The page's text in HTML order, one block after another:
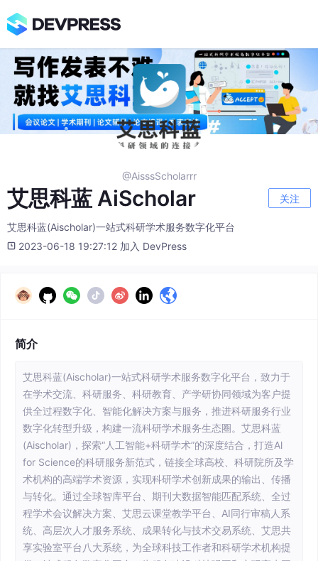
@AisssScholarrr
艾思科蓝 AiScholar 关注
艾思科蓝(Aischolar)一站式科研学术服务数字化平台
2023-06-18 19:27:12 加入 DevPress
简介
艾思科蓝(Aischolar)一站式科研学术服务数字化平台，致力于
在学术交流、科研服务、科研教育、产学研协同领域为客户提
供全过程数字化、智能化解决方案与服务，推进科研服务行业
数字化转型升级，构建一流科研学术服务生态圈。艾思科蓝
(Aischolar)，探索“人工智能+科研学术”的深度结合，打造Al
for Science的科研服务新范式，链接全球高校、科研院所及学
术机构的高端学术资源，实现科研学术创新成果的输出、传播
与转化。通过全球智库平台、期刊大数据智能匹配系统、全过
程学术会议解决方案、艾思云课堂教学平台、AI同行审稿人系
统、高层次人才服务系统、成果转化与技术交易系统、艾思共
享实验室平台八大系统，为全球科技工作者和科研学术机构提